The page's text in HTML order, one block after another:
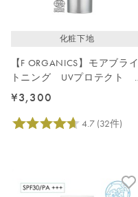
化粧下地
【F ORGANICS】モアブライ
トニング UVプロテクト
スキンベース
¥3,300